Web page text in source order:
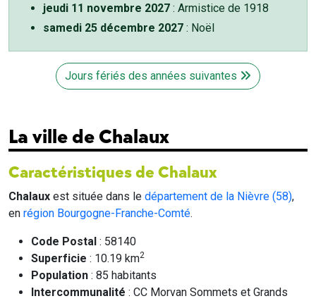
jeudi 11 novembre 2027 : Armistice de 1918
samedi 25 décembre 2027 : Noël
Jours fériés des années suivantes
La ville de Chalaux
Caractéristiques de Chalaux
Chalaux est située dans le département de la Nièvre (58),
en région Bourgogne-Franche-Comté.
Code Postal : 58140
Superficie : 10.19 km2
Population : 85 habitants
Intercommunalité : CC Morvan Sommets et Grands